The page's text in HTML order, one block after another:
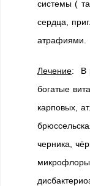
системы (
сердца,
атрафиями.
Лечение: В
богатые
карповых,
черника,
микрофлоры